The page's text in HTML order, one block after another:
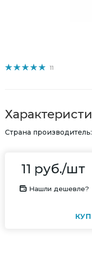
11
Страна производитель
11 руб./шт
Нашли дешевле?